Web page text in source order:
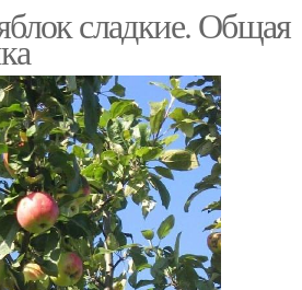
сладкие. Общая